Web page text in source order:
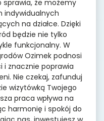
że możemy
indywidualnych
na działce. Dzięki
będzie nie tylko
funkcjonalny. W
Ozimek podnosi
znacznie poprawia
Nie czekaj, zafunduj
wizytówką Twojego
praca wpływa na
harmonię i spokój do